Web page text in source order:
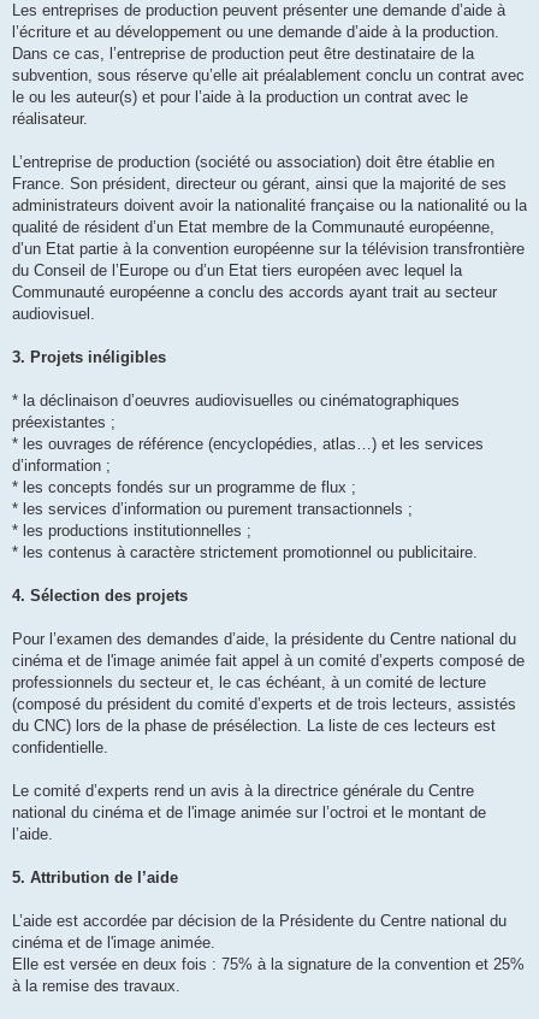
Les entreprises de production peuvent présenter une demande d’aide à
l’écriture et au développement ou une demande d’aide à la production.
Dans ce cas, l’entreprise de production peut être destinataire de la
subvention, sous réserve qu’elle ait préalablement conclu un contrat avec
le ou les auteur(s) et pour l’aide à la production un contrat avec le
réalisateur.
L’entreprise de production (société ou association) doit être établie en
France. Son président, directeur ou gérant, ainsi que la majorité de ses
administrateurs doivent avoir la nationalité française ou la nationalité ou la
qualité de résident d’un Etat membre de la Communauté européenne,
d’un Etat partie à la convention européenne sur la télévision transfrontière
du Conseil de l’Europe ou d’un Etat tiers européen avec lequel la
Communauté européenne a conclu des accords ayant trait au secteur
audiovisuel.
3. Projets inéligibles
* la déclinaison d’oeuvres audiovisuelles ou cinématographiques
préexistantes ;
* les ouvrages de référence (encyclopédies, atlas…) et les services
d’information ;
* les concepts fondés sur un programme de flux ;
* les services d’information ou purement transactionnels ;
* les productions institutionnelles ;
* les contenus à caractère strictement promotionnel ou publicitaire.
4. Sélection des projets
Pour l’examen des demandes d’aide, la présidente du Centre national du
cinéma et de l'image animée fait appel à un comité d’experts composé de
professionnels du secteur et, le cas échéant, à un comité de lecture
(composé du président du comité d’experts et de trois lecteurs, assistés
du CNC) lors de la phase de présélection. La liste de ces lecteurs est
confidentielle.
Le comité d’experts rend un avis à la directrice générale du Centre
national du cinéma et de l'image animée sur l’octroi et le montant de
l’aide.
5. Attribution de l’aide
L’aide est accordée par décision de la Présidente du Centre national du
cinéma et de l'image animée.
Elle est versée en deux fois : 75% à la signature de la convention et 25%
à la remise des travaux.